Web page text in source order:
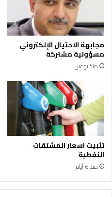
مجابهة الاحتيال الإلكتروني
مسؤولية مشتركة
منذ يومين
تثبيت اسعار المشتقات
النفطية
منذ 6 أيام